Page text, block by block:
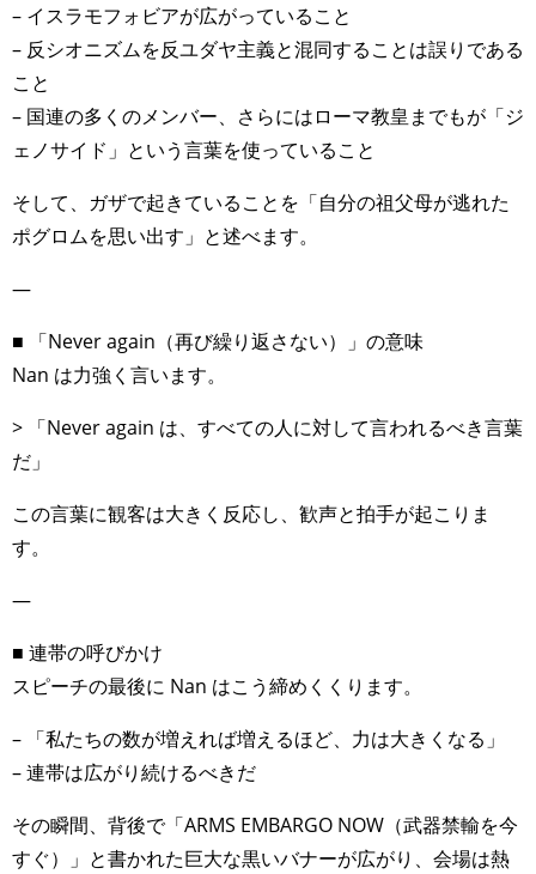
– イスラモフォビアが広がっていること
– 反シオニズムを反ユダヤ主義と混同することは誤りである
こと
– 国連の多くのメンバー、さらにはローマ教皇までもが「ジ
ェノサイド」という言葉を使っていること
そして、ガザで起きていることを「自分の祖父母が逃れた
ポグロムを思い出す」と述べます。
—
■ 「Never again（再び繰り返さない）」の意味
Nan は力強く言います。
> 「Never again は、すべての人に対して言われるべき言葉
だ」
この言葉に観客は大きく反応し、歓声と拍手が起こりま
す。
—
■ 連帯の呼びかけ
スピーチの最後に Nan はこう締めくくります。
– 「私たちの数が増えれば増えるほど、力は大きくなる」
– 連帯は広がり続けるべきだ
その瞬間、背後で「ARMS EMBARGO NOW（武器禁輸を今
すぐ）」と書かれた巨大な黒いバナーが広がり、会場は熱